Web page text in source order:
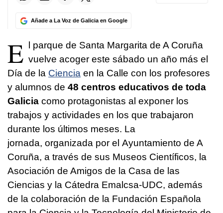
Añade a La Voz de Galicia en Google
E
l parque de Santa Margarita de A Coruña
vuelve acoger este sábado un año más el
Día de la Ciencia en la Calle con los profesores
y alumnos de 48 centros educativos de toda
Galicia como protagonistas al exponer los
trabajos y actividades en los que trabajaron
durante los últimos meses. La
jornada, organizada por el Ayuntamiento de A
Coruña, a través de sus Museos Científicos, la
Asociación de Amigos de la Casa de las
Ciencias y la Cátedra Emalcsa-UDC, además
de la colaboración de la Fundación Española